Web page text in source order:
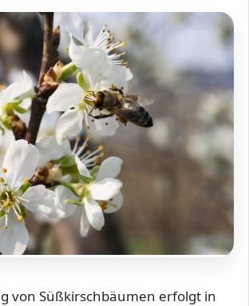
von Süßkirschbäumen erfolgt in